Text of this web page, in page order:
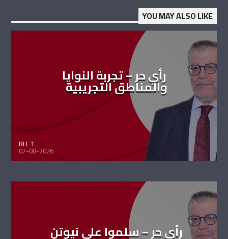
YOU MAY ALSO LIKE
رأي حر – تجربة النوايا
والمناطق التجريبية
RLL 1
07-08-2026
رأي حر – سلموا على نيوتن